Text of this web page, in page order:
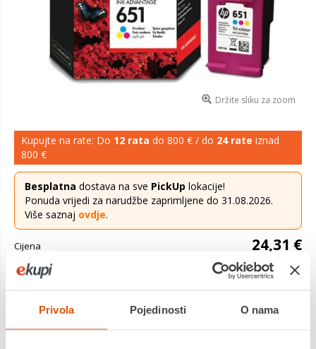
Privola Pojedinosti O nama
Držite sliku za zoom
Kupujte na rate: Do 12 rata do 800 € / do 24 rate iznad
800 €
Besplatna dostava na sve PickUp lokacije!
Ponuda vrijedi za narudžbe zaprimljene do 31.08.2026.
Više saznaj ovdje.
Cijena 24,31 €
Dostavljamo već od